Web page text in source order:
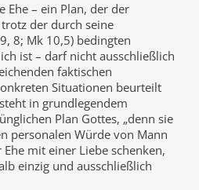
Ehe – ein Plan, der der
der durch seine
8; Mk 10,5) bedingten
ist – darf nicht ausschließlich
faktischen
Situationen beurteilt
in grundlegendem
Plan Gottes, „denn sie
personalen Würde von Mann
mit einer Liebe schenken,
einzig und ausschließlich